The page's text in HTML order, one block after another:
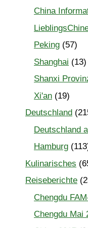
China
Peking (57)
Shanghai (13)
Shanxi
Xi'an (19)
Deutschland
Deutschland
Hamburg
Kulinarisches
Reiseberichte
Chengdu
Chengdu Mai